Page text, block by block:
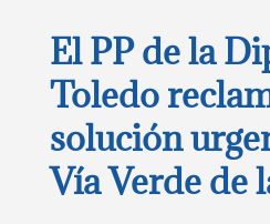
El PP de la
Toledo
solución
Vía Verde de